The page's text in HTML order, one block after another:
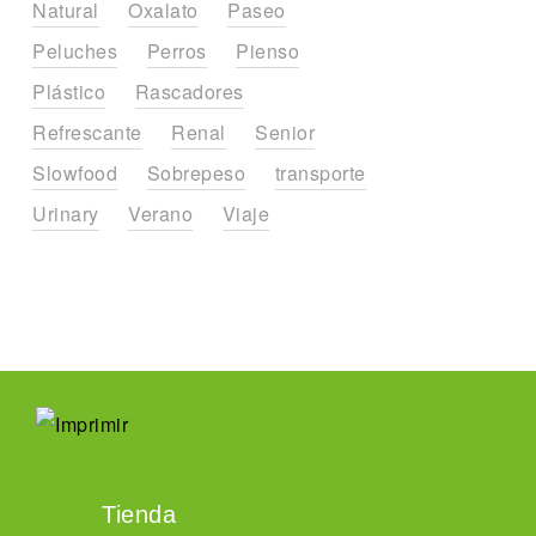
Natural
Oxalato
Paseo
Peluches
Perros
Pienso
Plástico
Rascadores
Refrescante
Renal
Senior
Slowfood
Sobrepeso
transporte
Urinary
Verano Viaje
Tienda